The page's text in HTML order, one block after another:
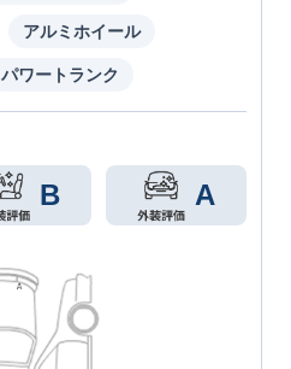
アルミホイール
パワートランク
B A